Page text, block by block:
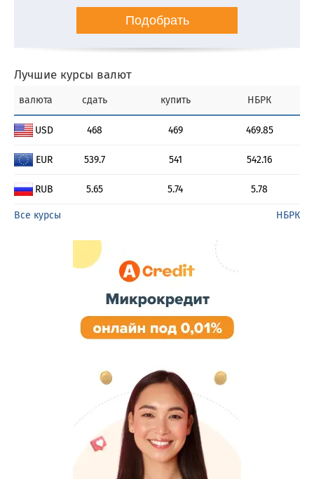
Подобрать
Лучшие курсы валют
валюта сдать купить НБРК
USD 468 469 469.85
EUR 539.7 541 542.16
RUB 5.65 5.74 5.78
Все курсы НБРК